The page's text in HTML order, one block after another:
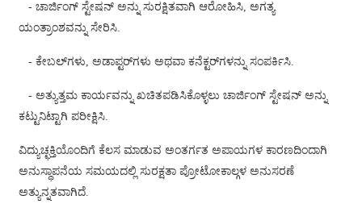
dansk
मराठी
ગુજરાતી
- ಚಾರ್ಜಿಂಗ್ ಸ್ಟೇಷನ್ ಅನ್ನು ಸುರಕ್ಷಿತವಾಗಿ ಆರೋಹಿಸಿ, ಅಗತ್ಯ
ಯಂತ್ರಾಂಶವನ್ನು ಸೇರಿಸಿ.
- ಕೇಬಲ್‌ಗಳು, ಅಡಾಪ್ಟರ್‌ಗಳು ಅಥವಾ ಕನೆಕ್ಟರ್‌ಗಳನ್ನು ಸಂಪರ್ಕಿಸಿ.
- ಅತ್ಯುತ್ತಮ ಕಾರ್ಯವನ್ನು ಖಚಿತಪಡಿಸಿಕೊಳ್ಳಲು ಚಾರ್ಜಿಂಗ್ ಸ್ಟೇಷನ್ ಅನ್ನು
ಕಟ್ಟುನಿಟ್ಟಾಗಿ ಪರೀಕ್ಷಿಸಿ.
ವಿದ್ಯುಚ್ಛಕ್ತಿಯೊಂದಿಗೆ ಕೆಲಸ ಮಾಡುವ ಅಂತರ್ಗತ ಅಪಾಯಗಳ ಕಾರಣದಿಂದಾಗಿ
ಅನುಸ್ಥಾಪನೆಯ ಸಮಯದಲ್ಲಿ ಸುರಕ್ಷತಾ ಪ್ರೋಟೋಕಾಲ್ಗಳ ಅನುಸರಣೆ
ಅತ್ಯುನ್ನತವಾಗಿದೆ.